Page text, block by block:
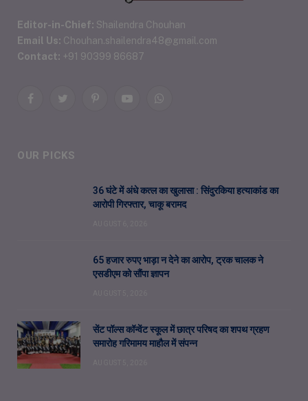
Editor-in-Chief: Shailendra Chouhan
Email Us: Chouhan.shailendra48@gmail.com
Contact: +91 90399 86687
FacebookTwitterPinterestYouTubeWhatsApp
OUR PICKS
36 घंटे में अंधे कत्ल का खुलासा : सिंदुरकिया हत्याकांड का
आरोपी गिरफ्तार, चाकू बरामद
65 हजार रुपए भाड़ा न देने का आरोप, ट्रक चालक ने
एसडीएम को सौंपा ज्ञापन
सेंट पॉल्स कॉन्वेंट स्कूल में छात्र परिषद का शपथ ग्रहण
समारोह गरिमामय माहौल में संपन्न